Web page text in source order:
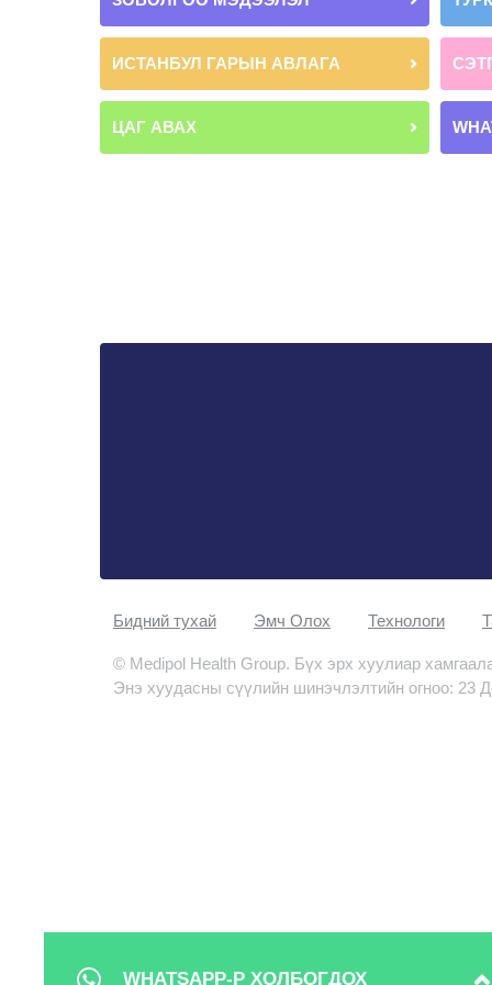
ИСТАНБУЛ ГАРЫН АВЛАГА
ЦАГ АВАХ
Бидний тухай Эмч Oлох Технологи
© Medipol Health Group. Бүх эрх хуулиар
Энэ хуудасны сүүлийн шинэчлэлтийн огноо: 23
WHATSAPP-Р ХОЛБОГДОХ